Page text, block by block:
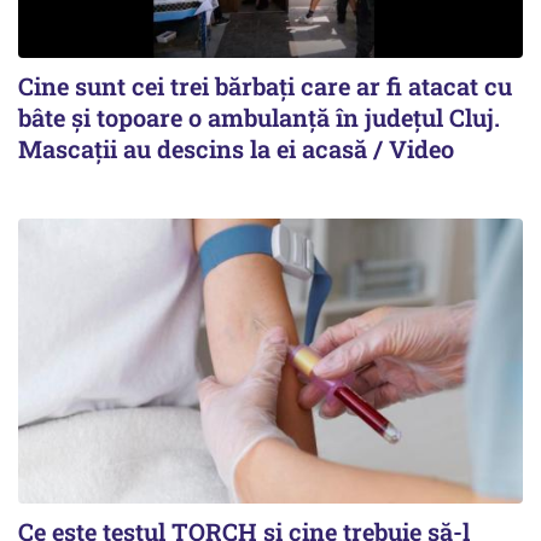
Cine sunt cei trei bărbați care ar fi atacat cu
bâte și topoare o ambulanță în județul Cluj.
Mascații au descins la ei acasă / Video
Ce este testul TORCH și cine trebuie să-l